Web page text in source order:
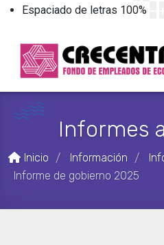
Espaciado de letras 100%
Informes
Inicio / Información /
Informe de gobierno 2025